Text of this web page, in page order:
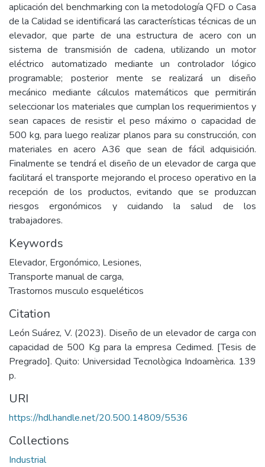
aplicación del benchmarking con la metodología QFD o Casa
de la Calidad se identificará las características técnicas de un
elevador, que parte de una estructura de acero con un
sistema de transmisión de cadena, utilizando un motor
eléctrico automatizado mediante un controlador lógico
programable; posterior mente se realizará un diseño
mecánico mediante cálculos matemáticos que permitirán
seleccionar los materiales que cumplan los requerimientos y
sean capaces de resistir el peso máximo o capacidad de
500 kg, para luego realizar planos para su construcción, con
materiales en acero A36 que sean de fácil adquisición.
Finalmente se tendrá el diseño de un elevador de carga que
facilitará el transporte mejorando el proceso operativo en la
recepción de los productos, evitando que se produzcan
riesgos ergonómicos y cuidando la salud de los
trabajadores.
Keywords
Elevador, Ergonómico, Lesiones,
Transporte manual de carga,
Trastornos musculo esqueléticos
Citation
León Suárez, V. (2023). Diseño de un elevador de carga con
capacidad de 500 Kg para la empresa Cedimed. [Tesis de
Pregrado]. Quito: Universidad Tecnològica Indoamèrica. 139
p.
URI
https://hdl.handle.net/20.500.14809/5536
Collections
Industrial